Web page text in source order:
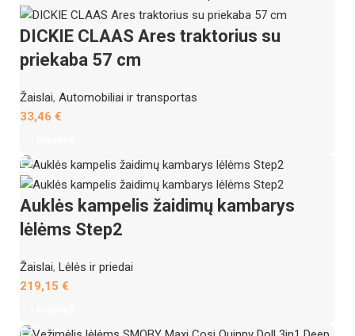
DICKIE CLAAS Ares traktorius su
priekaba 57 cm
Žaislai, Automobiliai ir transportas
33,46 €
Auklės kampelis žaidimų kambarys
lėlėms Step2
Žaislai, Lėlės ir priedai
219,15 €